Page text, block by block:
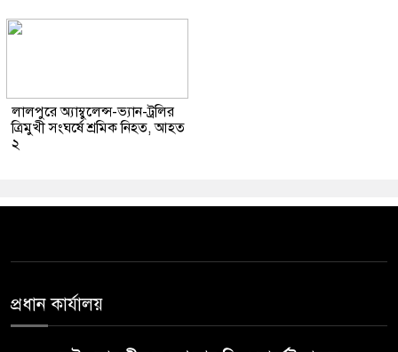
লালপুরে অ্যাম্বুলেন্স-ভ্যান-ট্রলির
ত্রিমুখী সংঘর্ষে শ্রমিক নিহত, আহত
২
প্রধান কার্যালয়